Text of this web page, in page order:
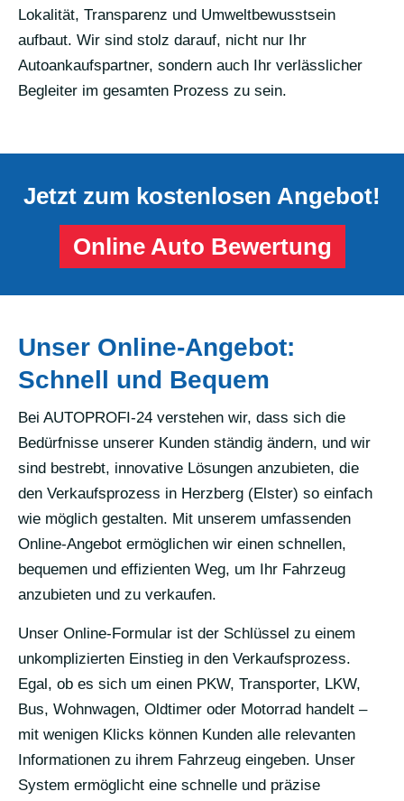
Lokalität, Transparenz und Umweltbewusstsein
aufbaut. Wir sind stolz darauf, nicht nur Ihr
Autoankaufspartner, sondern auch Ihr verlässlicher
Begleiter im gesamten Prozess zu sein.
Jetzt zum kostenlosen Angebot!
Online Auto Bewertung
Unser Online-Angebot:
Schnell und Bequem
Bei AUTOPROFI-24 verstehen wir, dass sich die
Bedürfnisse unserer Kunden ständig ändern, und wir
sind bestrebt, innovative Lösungen anzubieten, die
den Verkaufsprozess in Herzberg (Elster) so einfach
wie möglich gestalten. Mit unserem umfassenden
Online-Angebot ermöglichen wir einen schnellen,
bequemen und effizienten Weg, um Ihr Fahrzeug
anzubieten und zu verkaufen.
Unser Online-Formular ist der Schlüssel zu einem
unkomplizierten Einstieg in den Verkaufsprozess.
Egal, ob es sich um einen PKW, Transporter, LKW,
Bus, Wohnwagen, Oldtimer oder Motorrad handelt –
mit wenigen Klicks können Kunden alle relevanten
Informationen zu ihrem Fahrzeug eingeben. Unser
System ermöglicht eine schnelle und präzise